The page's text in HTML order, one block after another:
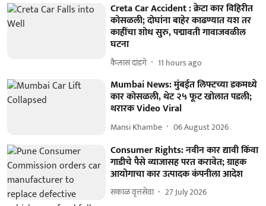
Creta Car Accident : क्रेटा कार विहिरीत
कोसळली; दोघांना बाहेर काढण्यात यश तर
काहींचा शोध सुरु, पद्मावती गावाजवळील
घटना
कैलास दांडगे 11 hours ago
Mumbai News: मुंबईत लिफ्टच्या डकमध्ये
कार कोसळली, थेट २५ फूट खोलात पडली;
थरारक Video Viral
Mansi Khambe 06 August 2026
Consumer Rights: नवीन कार द्यावी किंवा
गाडीचे पैसे व्याजासह परत करावेत; ग्राहक
आयोगाचा कार उत्पादक कंपनीला आदेश
सकाळ वृत्तसेवा 27 July 2026